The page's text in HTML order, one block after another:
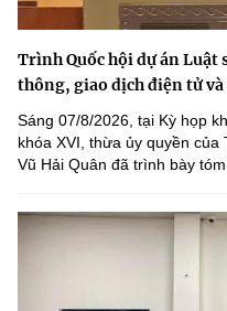
Trình Quốc hội dự án Luật
thông, giao dịch điện tử
Sáng 07/8/2026, tại Kỳ họp
khóa XVI, thừa ủy quyền
Vũ Hải Quân đã trình bày